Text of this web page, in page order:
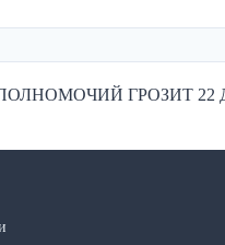
ГРОЗИТ